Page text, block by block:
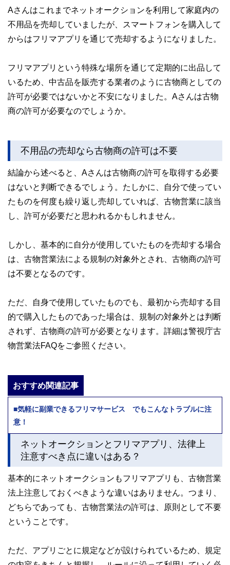
Aさんはこれまでネットオークションを利用して家庭内の
不用品を売却していましたが、スマートフォンを購入して
からはフリマアプリを通じて売却するようになりました。
フリマアプリという特殊な場所を通じて定期的に出品して
いるため、中古品を販売する業者のように古物商としての
許可が必要ではないかと不安になりました。Aさんは古物
商の許可が必要なのでしょうか。
不用品の売却なら古物商の許可は不要
結論から述べると、Aさんは古物商の許可を取得する必要
はないと判断できるでしょう。たしかに、自分で使ってい
たものを何度も繰り返し売却していれば、古物営業に該当
し、許可が必要だと思われるかもしれません。
しかし、基本的に自分が使用していたものを売却する場合
は、古物営業法による規制の対象外とされ、古物商の許可
は不要となるのです。
ただ、自身で使用していたものでも、最初から売却する目
的で購入したものであった場合は、規制の対象外とは判断
されず、古物商の許可が必要となります。詳細は警視庁古
物営業法FAQをご参照ください。
おすすめ関連記事
■気軽に副業できるフリマサービス でもこんなトラブルに注
意！
ネットオークションとフリマアプリ、法律上
注意すべき点に違いはある？
基本的にネットオークションもフリマアプリも、古物営業
法上注意しておくべきような違いはありません。つまり、
どちらであっても、古物営業法の許可は、原則として不要
ということです。
ただ、アプリごとに規定などが設けられているため、規定